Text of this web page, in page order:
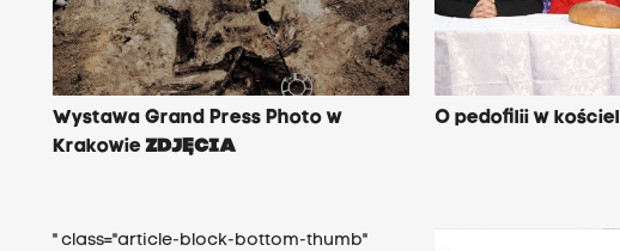
Wystawa Grand Press Photo w
KrakowieZDJĘCIA
O pedofilii w
" class="article-block-bottom-thumb"